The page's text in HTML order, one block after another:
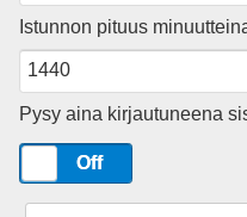
Istunnon pituus
Pysy aina kirjautuneena
Off